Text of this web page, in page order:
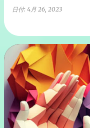
日付: 4月 26, 2023